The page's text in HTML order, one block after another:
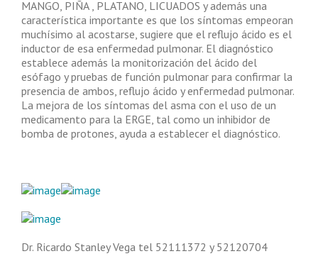
MANGO, PIÑA , PLATANO, LICUADOS y además una
característica importante es que los síntomas empeoran
muchísimo al acostarse, sugiere que el reflujo ácido es el
inductor de esa enfermedad pulmonar. El diagnóstico
establece además la monitorización del ácido del
esófago y pruebas de función pulmonar para confirmar la
presencia de ambos, reflujo ácido y enfermedad pulmonar.
La mejora de los síntomas del asma con el uso de un
medicamento para la ERGE, tal como un inhibidor de
bomba de protones, ayuda a establecer el diagnóstico.
Dr. Ricardo Stanley Vega tel 52111372 y 52120704